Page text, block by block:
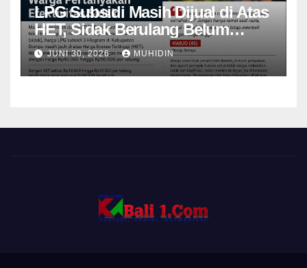
LPG Subsidi Masih Dijual di Atas
HET, Sidak Berulang Belum
Mampu Menekan Harga
JUNI 30, 2026 MUHIDIN